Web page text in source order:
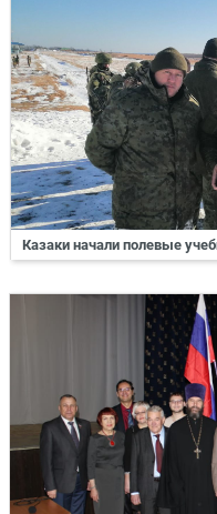
Казаки начали полевые